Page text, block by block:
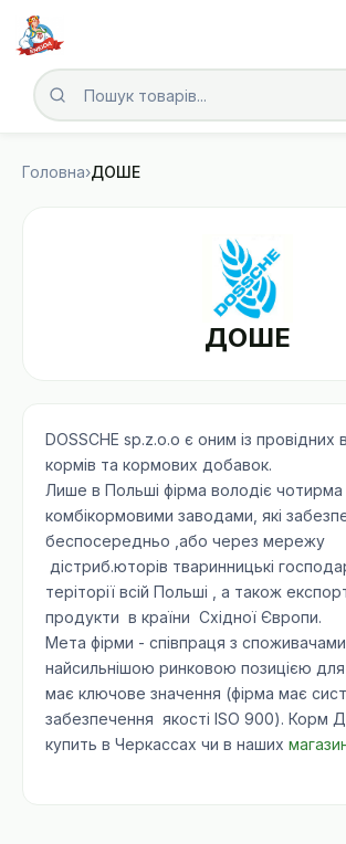
Головна›ДОШЕ
ДОШЕ
DOSSCHE sp.z.o.o є оним із провідних
кормів та кормових добавок.
Лише в Польші фірма володіє чотирма
комбікормовими заводами, які
беспосередньо ,або через мережу
дістриб.юторів тваринницькі
теріторії всій Польші , а також
продукти в країни Східної Європи.
Мета фірми - співпраця з
найсильнішою ринковою позицією для
має ключове значення (фірма має
забезпечення якості ISO 900). Корм
купить в Черкассах чи в наших